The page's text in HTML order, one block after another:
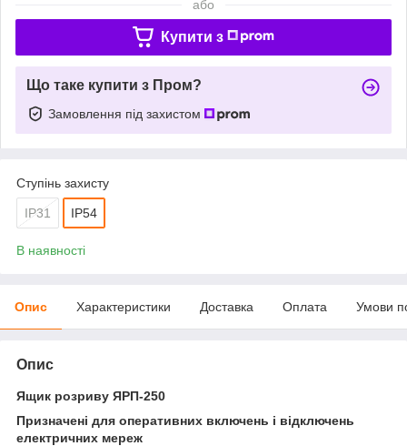
або
Купити з
Що таке купити з Пром?
Замовлення під захистом
Ступінь захисту
IP31 IP54
В наявності
Опис Характеристики Доставка Оплата Умови
Опис
Ящик розриву ЯРП-250
Призначені для оперативних включень і відключень
електричних мереж